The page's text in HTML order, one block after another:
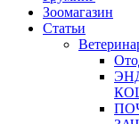
Зоомагазин
Статьи